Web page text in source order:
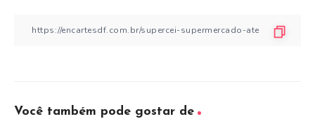
Você também pode gostar de